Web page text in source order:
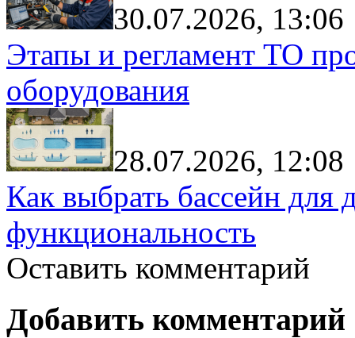
30.07.2026, 13:06
Этапы и регламент ТО
оборудования
28.07.2026, 12:08
Как выбрать бассейн для
функциональность
Оставить комментарий
Добавить комментарий